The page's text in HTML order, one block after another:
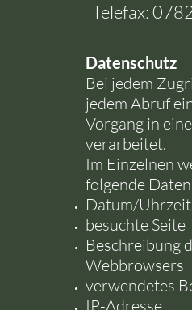
Telefax:
Datenschutz
Bei jedem
jedem Abruf
Vorgang in
verarbeitet.
Im Einzelnen
folgende
Datum/Uhrzeit
besuchte Seite
Beschreibung
Webbrowsers
verwendetes
IP-Adresse